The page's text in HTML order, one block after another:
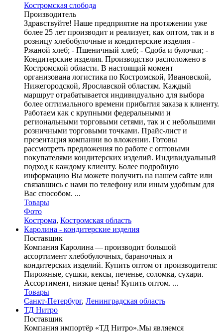
Костромская слобода
Производитель
Здравствуйте! Наше предприятие на протяжении уже
более 25 лет производит и реализует, как оптом, так и в
розницу хлебобулочные и кондитерские изделия -
Ржаной хлеб; - Пшеничный хлеб; - Сдоба и булочки; -
Кондитерские изделия. Производство расположено в
Костромской области. В настоящий момент
организована логистика по Костромской, Ивановской,
Нижегородской, Ярославской областям. Каждый
маршрут отрабатывается индивидуально для выбора
более оптимального времени прибытия заказа к клиенту.
Работаем как с крупными федеральными и
региональными торговыми сетями, так и с небольшими
розничными торговыми точками. Прайс-лист и
презентация компании во вложении. Готовы
рассмотреть предложения по работе с оптовыми
покупателями кондитерских изделий. Индивидуальный
подход к каждому клиенту. Более подробную
информацию Вы можете получить на нашем сайте или
связавшись с нами по телефону или иным удобным для
Вас способом. ...
Товары
Фото
Кострома, Костромская область
Каролина - кондитерские изделия
Поставщик
Компания Каролина — производит большой
ассортимент хлебобулочных, бараночных и
кондитерских изделий. Купить оптом от производителя:
Пирожные, сушки, кексы, печенье, соломка, сухари.
Ассортимент, низкие цены! Купить оптом. ...
Товары
Санкт-Петербург, Ленинградская область
ТД Нитро
Поставщик
Компания импортёр «ТД Нитро».Мы являемся